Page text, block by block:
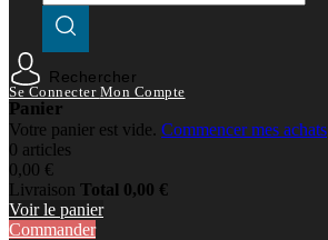
Rechercher
Se Connecter Mon Compte
Panier
Votre panier est vide. Commencer mes achats
0 articles
0,00 €
Livraison Total 0,00 €
Voir le panier
Commander